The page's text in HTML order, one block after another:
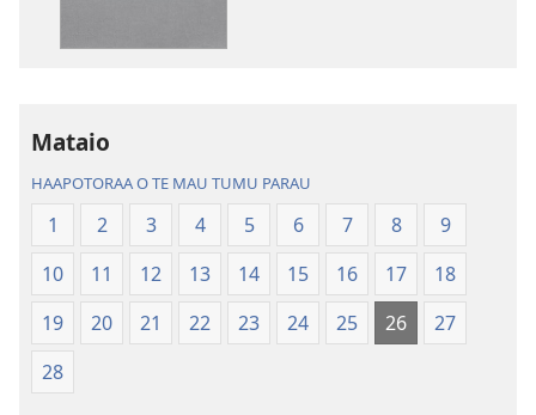
o
ao
apî
Te
Bibilia,
Huriraa
ao
Mataio
HAAPOTORAA O TE MAU TUMU PARAU
1 2 3 4 5 6 7 8
9
10
11 12 13 14 15 16 17
18
19
20 21 22 23 24 25 26
27
28